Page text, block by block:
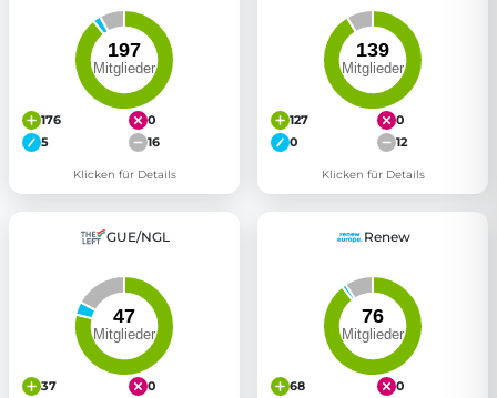
176
0
5
16
Klicken für Details
127
0
0
12
Klicken für Details
GUE/NGL
37
0
Renew
68
0